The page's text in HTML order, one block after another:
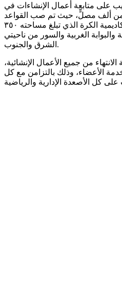
على متابعة أعمال الإنشاءات في
من ألف مصلٍّ، حيث تم صب القواعد
الخرسانية الخاصة به، ومبنى أكاديمية الكرة الذي تبلغ مساحته ٣٥٠
والبوابة الغربية والسور من ناحيتي
الشرق والجنوب.
من جميع الأعمال الإنشائية،
الأعضاء، وذلك بالتزامن مع كل